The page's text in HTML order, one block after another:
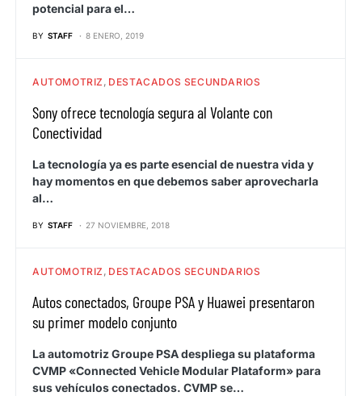
potencial para el…
BY STAFF 8 ENERO, 2019
AUTOMOTRIZ DESTACADOS SECUNDARIOS
Sony ofrece tecnología segura al Volante con
Conectividad
La tecnología ya es parte esencial de nuestra vida y
hay momentos en que debemos saber aprovecharla
al…
BY STAFF 27 NOVIEMBRE, 2018
AUTOMOTRIZ DESTACADOS SECUNDARIOS
Autos conectados, Groupe PSA y Huawei presentaron
su primer modelo conjunto
La automotriz Groupe PSA despliega su plataforma
CVMP «Connected Vehicle Modular Plataform» para
sus vehículos conectados. CVMP se…